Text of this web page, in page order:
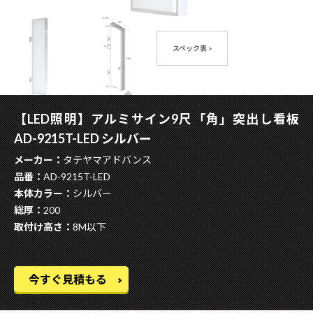
スペック表 >
【LED照明】アルミサイン9尺「角」突出し看板
AD-9215T-LED シルバー
メーカー：タテヤマアドバンス
品番：AD-9215T-LED
本体カラー：シルバー
総厚：200
取付け高さ：8M以下
今すぐ見積もる